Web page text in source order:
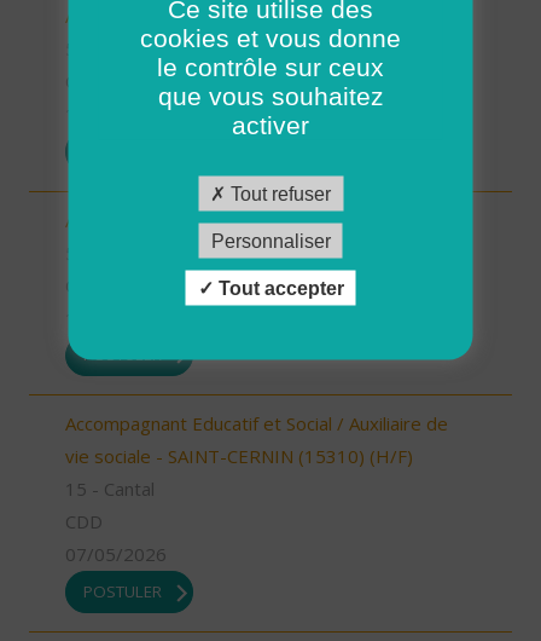
Auxiliaire de vie (H/F)
56 - Morbihan
Aide à domicile (H/F)
POSTULER
Accompagnant Educatif et Social / Auxiliaire de
vie sociale - SAINT-CERNIN (15310) (H/F)
15 - Cantal
CDD
07/05/2026
POSTULER
Ce site utilise des
cookies et vous donne
le contrôle sur ceux
que vous souhaitez
activer
Tout refuser
Personnaliser
Tout accepter